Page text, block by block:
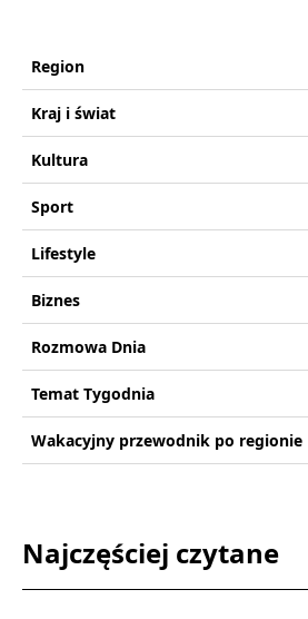
Region
Kraj i świat
Kultura
Sport
Lifestyle
Biznes
Rozmowa Dnia
Temat Tygodnia
Wakacyjny przewodnik po regionie
Najczęściej czytane